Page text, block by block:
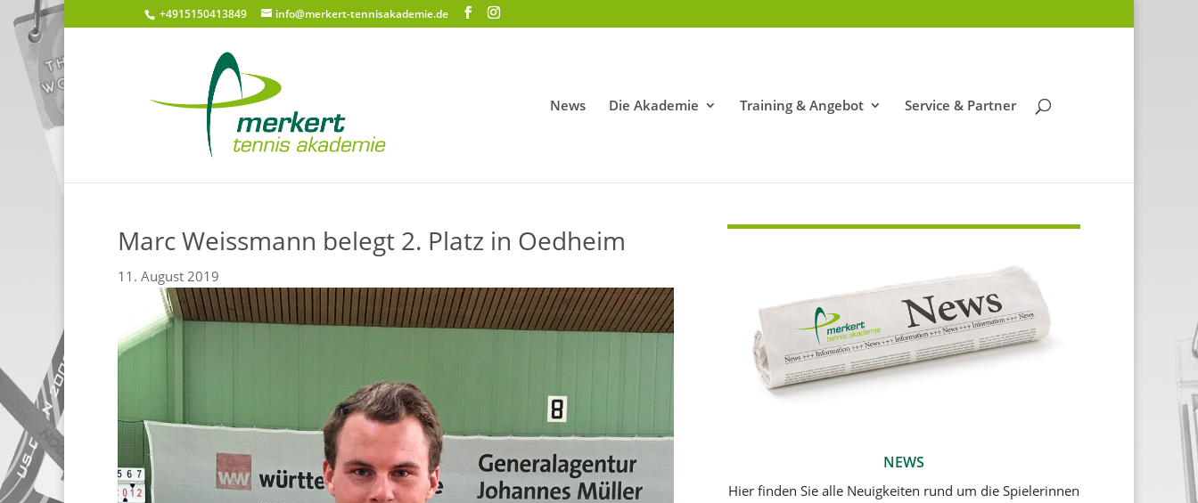
+4915150413849 info@merkert-tennisakademie.de
News Die Akademie Training & Angebot Service & Partner
Marc Weissmann belegt 2. Platz in Oedheim
11. August 2019
NEWS
Hier finden Sie alle Neuigkeiten rund um die Spielerinnen